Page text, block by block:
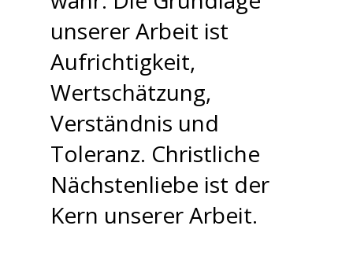
unserer Arbeit ist
Aufrichtigkeit,
Wertschätzung,
Verständnis und
Toleranz. Christliche
Nächstenliebe ist der
Kern unserer Arbeit.